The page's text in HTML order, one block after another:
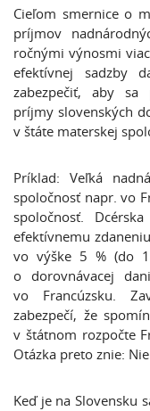
Cieľom smernice o
príjmov
ročnými výnosmi
efektívnej sadzby
zabezpečiť, aby sa
príjmy slovenských
v štáte materskej
Príklad: Veľká
spoločnosť napr. vo
spoločnosť.
efektívnemu
vo výške 5 % (do
o dorovnávacej
vo Francúzsku.
zabezpečí, že
v štátnom rozpočte
Otázka preto znie:
Keď je na Slovensku